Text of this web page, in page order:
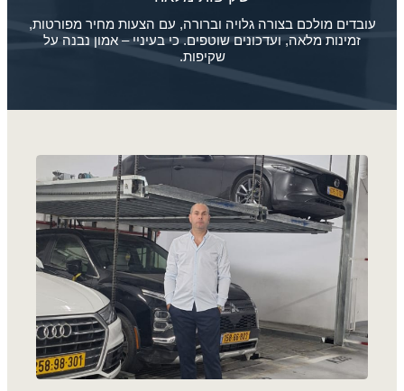
עובדים מולכם בצורה גלויה וברורה, עם הצעות מחיר מפורטות,
זמינות מלאה, ועדכונים שוטפים. כי בעיניי – אמון נבנה על
שקיפות.